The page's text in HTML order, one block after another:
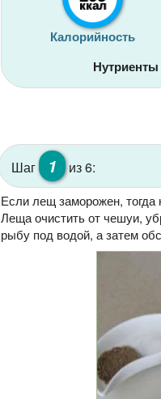
ккал
Калорийность
Шаг 1 из 6:
Если лещ заморожен, тогда
Леща очистить от чешуи,
рыбу под водой, а затем